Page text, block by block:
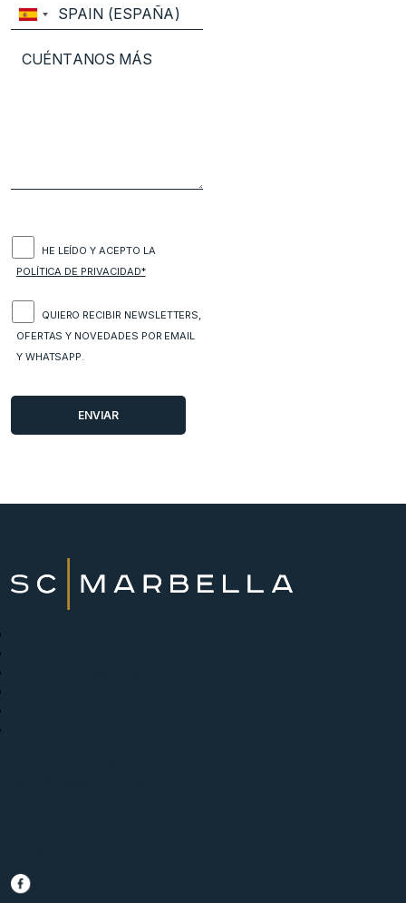
HE LEÍDO Y ACEPTO LA
POLÍTICA DE PRIVACIDAD*
QUIERO RECIBIR NEWSLETTERS,
OFERTAS Y NOVEDADES POR EMAIL
Y WHATSAPP.